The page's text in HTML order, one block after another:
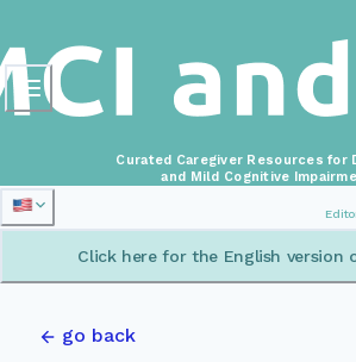
Curated Caregiver Resources for
and Mild Cognitive
Click here for the English version
go back